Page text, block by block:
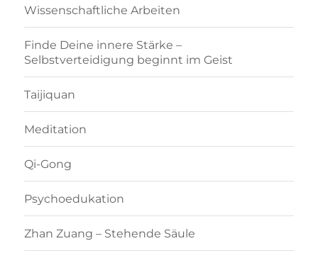
Wissenschaftliche Arbeiten
Finde Deine innere Stärke –
Selbstverteidigung beginnt im Geist
Taijiquan
Meditation
Qi-Gong
Psychoedukation
Zhan Zuang – Stehende Säule